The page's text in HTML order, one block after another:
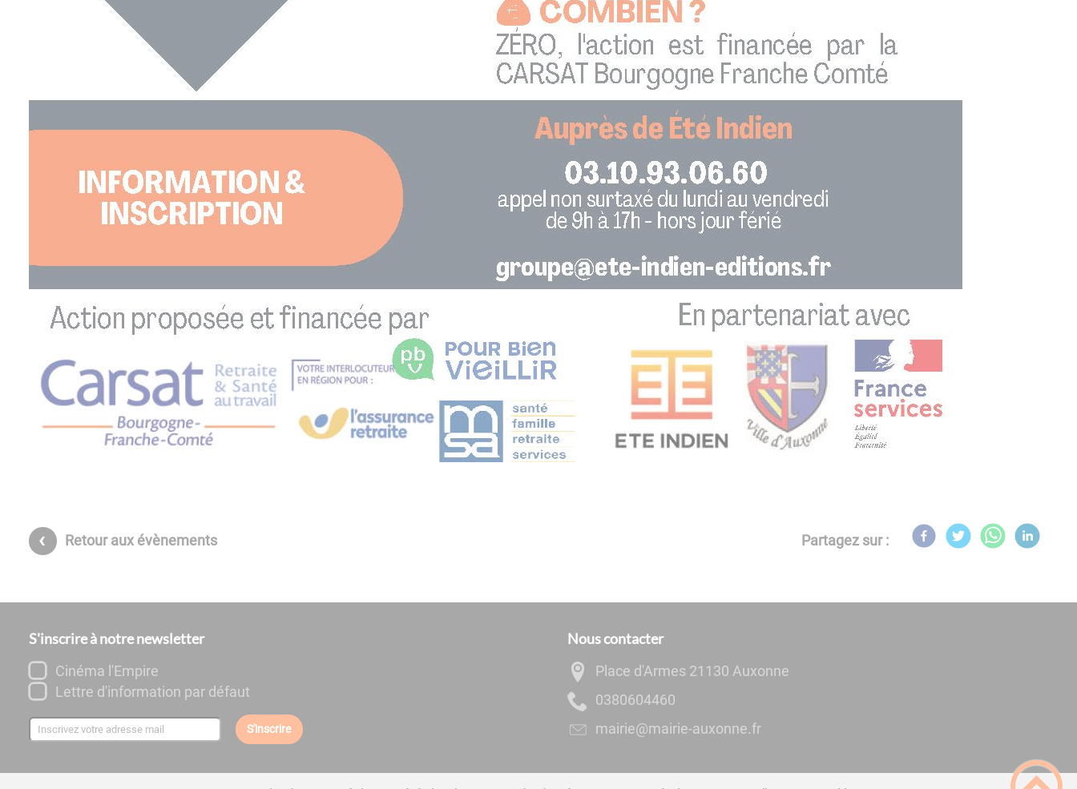
Retour aux évènements Partagez sur :
S'inscrire à notre newsletter
Cinéma l'Empire
Lettre d'information par défaut
S'inscrire
Nous contacter
Place d'Armes 21130 Auxonne
0644060830
rf.ennoxua-eiriam@eiriam